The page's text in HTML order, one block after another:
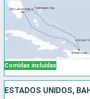
Comidas incluidas
ESTADOS UNIDOS,